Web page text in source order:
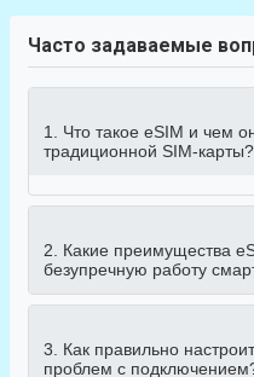
Часто задаваемые
1. Что такое eSIM и чем
традиционной SIM-карты?
2. Какие преимущества
безупречную работу
3. Как правильно
проблем с